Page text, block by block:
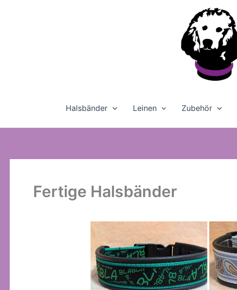
Halsbänder Leinen Zubehör
Fertige Halsbänder